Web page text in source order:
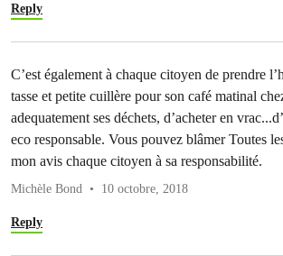
Reply
C’est également à chaque citoyen de prendre
tasse et petite cuillère pour son café matinal
adequatement ses déchets, d’acheter en
eco responsable. Vous pouvez blâmer Toutes
mon avis chaque citoyen à sa responsabilité.
Michèle Bond 10 octobre, 2018
Reply